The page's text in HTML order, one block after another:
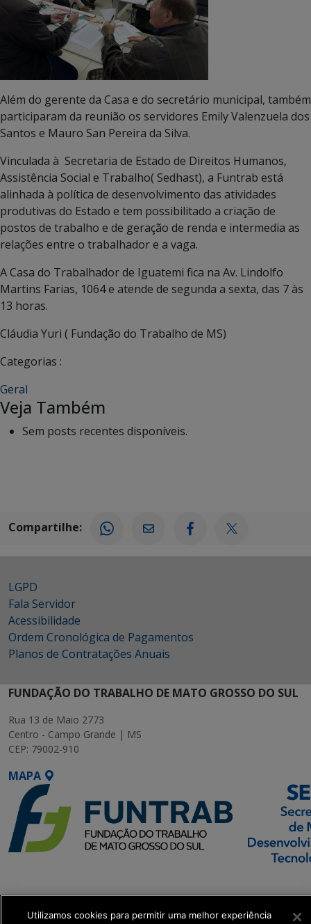
Além do gerente da Casa e do secretário municipal, também
participaram da reunião os servidores Emily Valenzuela dos
Santos e Mauro San Pereira da Silva.
Vinculada à Secretaria de Estado de Direitos Humanos,
Assistência Social e Trabalho( Sedhast), a Funtrab está
alinhada à política de desenvolvimento das atividades
produtivas do Estado e tem possibilitado a criação de
postos de trabalho e de geração de renda e intermedia as
relações entre o trabalhador e a vaga.
A Casa do Trabalhador de Iguatemi fica na Av. Lindolfo
Martins Farias, 1064 e atende de segunda a sexta, das 7 às
13 horas.
Cláudia Yuri ( Fundação do Trabalho de MS)
Categorias :
Geral
Veja Também
Sem posts recentes disponíveis.
Compartilhe:
LGPD
Fala Servidor
Acessibilidade
Ordem Cronológica de Pagamentos
Planos de Contratações Anuais
FUNDAÇÃO DO TRABALHO DE MATO GROSSO DO SUL
Rua 13 de Maio 2773
Centro - Campo Grande | MS
CEP: 79002-910
MAPA
Executiva de
Transformação Digital
Utilizamos cookies para permitir uma melhor experiência